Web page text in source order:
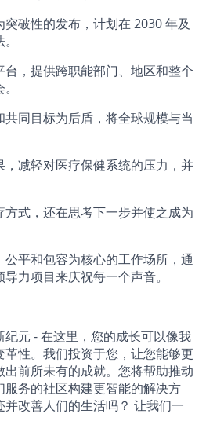
破性的发布，计划在 2030 年及
，提供跨职能部门、地区和整个
同目标为后盾，将全球规模与当
，减轻对医疗保健系统的压力，并
式，还在思考下一步并使之成为
平和包容为核心的工作场所，通
力项目来庆祝每一个声音。
元 - 在这里，您的成长可以像我
性。我们投资于您，让您能够更
前所未有的成就。您将帮助推动
务的社区构建更智能的解决方
改善人们的生活吗？ 让我们一